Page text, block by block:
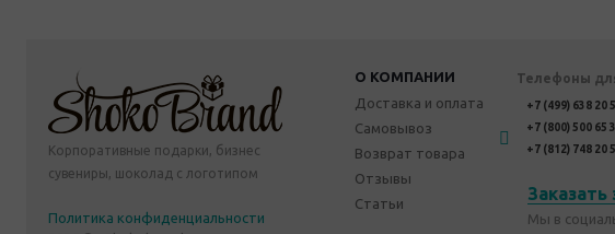
Корпоративные подарки, бизнес
сувениры, шоколад с логотипом
Политика конфиденциальности
О КОМПАНИИ
Доставка и оплата
Самовывоз
Возврат товара
Отзывы
Статьи
Телефоны
+7 (499) 638 20
+7 (800) 500 65
+7 (812) 748 20
Заказать
Мы в